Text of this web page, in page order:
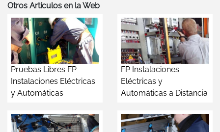
Otros Artículos en la Web
Pruebas Libres FP
Instalaciones Eléctricas
y Automáticas
FP Instalaciones
Eléctricas y
Automáticas a Distancia